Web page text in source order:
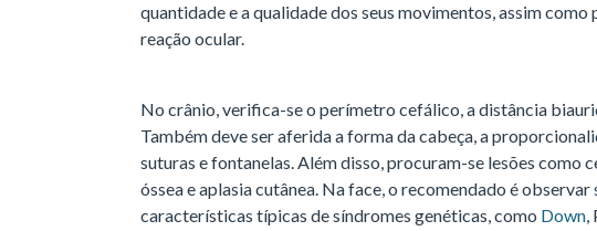
quantidade e a qualidade dos seus movimentos, assim como
reação ocular.
No crânio, verifica-se o perímetro cefálico, a distância
Também deve ser aferida a forma da cabeça, a
suturas e fontanelas. Além disso, procuram-se lesões como
óssea e aplasia cutânea. Na face, o recomendado é observar
características típicas de síndromes genéticas, como Down,